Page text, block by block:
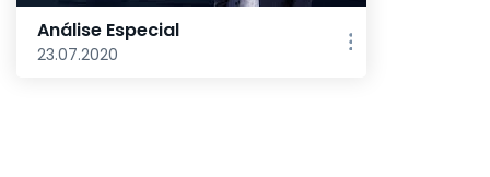
Análise Especial
23.07.2020